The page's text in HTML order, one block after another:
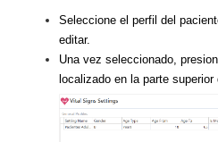
Seleccione el perfil del
editar.
Una vez seleccionado,
localizado en la parte superior